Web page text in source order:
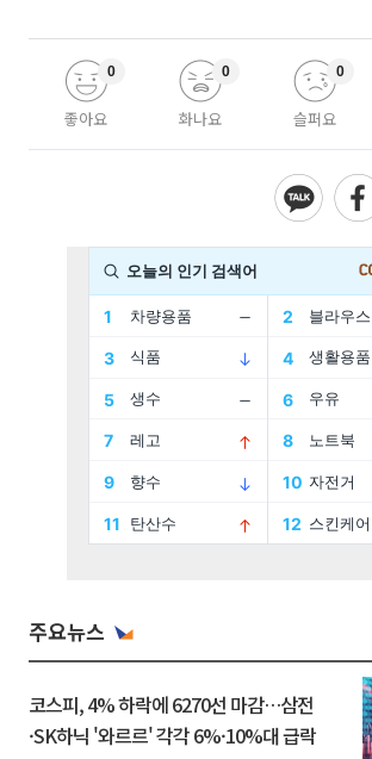
좋아요
0
화나요
0
슬퍼요
0
주요뉴스
코스피, 4% 하락에 6270선 마감…삼전
·SK하닉 '와르르' 각각 6%·10%대 급락